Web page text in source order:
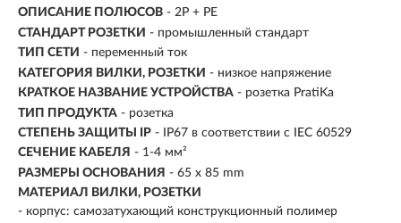
ОПИСАНИЕ ПОЛЮСОВ - 2P + PE
СТАНДАРТ РОЗЕТКИ - промышленный стандарт
ТИП СЕТИ - переменный ток
КАТЕГОРИЯ ВИЛКИ, РОЗЕТКИ - низкое напряжение
КРАТКОЕ НАЗВАНИЕ УСТРОЙСТВА - розетка PratiKa
ТИП ПРОДУКТА - розетка
СТЕПЕНЬ ЗАЩИТЫ IP - IP67 в соответствии с IEC 60529
СЕЧЕНИЕ КАБЕЛЯ - 1-4 мм²
РАЗМЕРЫ ОСНОВАНИЯ - 65 x 85 mm
МАТЕРИАЛ ВИЛКИ, РОЗЕТКИ
- корпус: самозатухающий конструкционный полимер